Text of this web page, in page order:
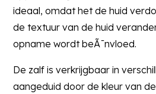
ideaal, omdat het de huid
de textuur van de huid
opname wordt beÃ¯nvloed.
De zalf is verkrijgbaar in
aangeduid door de kleur van